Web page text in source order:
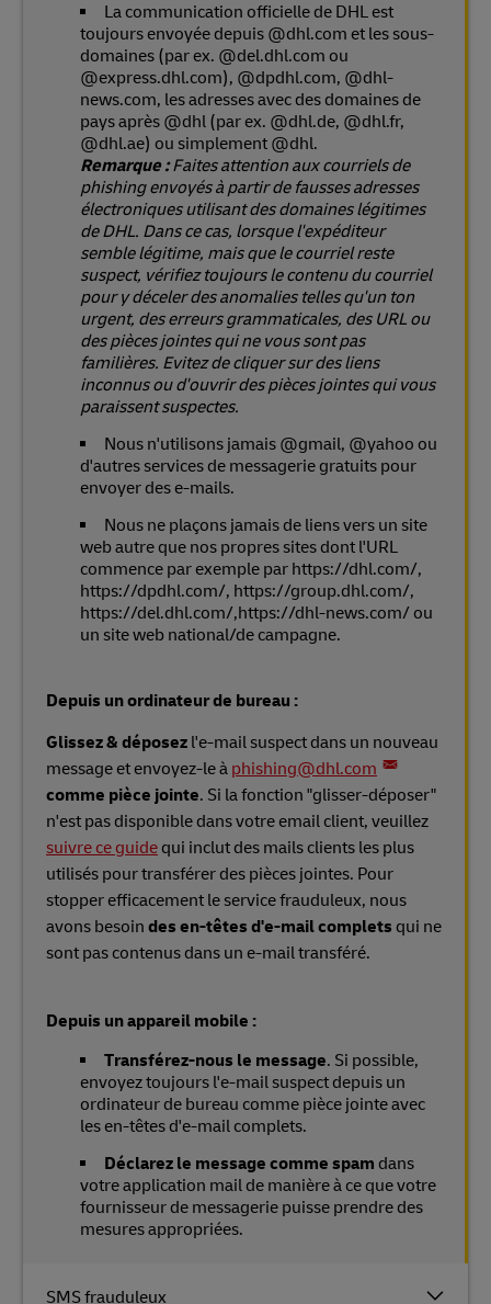
SMS frauduleux
La communication officielle de DHL est
toujours envoyée depuis @dhl.com et les sous-
domaines (par ex. @del.dhl.com ou
@express.dhl.com), @dpdhl.com, @dhl-
news.com, les adresses avec des domaines de
pays après @dhl (par ex. @dhl.de, @dhl.fr,
@dhl.ae) ou simplement @dhl.
Remarque :Faites attention aux courriels de
phishing envoyés à partir de fausses adresses
électroniques utilisant des domaines légitimes
de DHL. Dans ce cas, lorsque l'expéditeur
semble légitime, mais que le courriel reste
suspect, vérifiez toujours le contenu du courriel
pour y déceler des anomalies telles qu'un ton
urgent, des erreurs grammaticales, des URL ou
des pièces jointes qui ne vous sont pas
familières. Evitez de cliquer sur des liens
inconnus ou d'ouvrir des pièces jointes qui vous
paraissent suspectes.
Nous n'utilisons jamais @gmail, @yahoo ou
d'autres services de messagerie gratuits pour
envoyer des e-mails.
Nous ne plaçons jamais de liens vers un site
web autre que nos propres sites dont l'URL
commence par exemple par https://dhl.com/,
https://dpdhl.com/, https://group.dhl.com/,
https://del.dhl.com/,https://dhl-news.com/ ou
un site web national/de campagne.
Depuis un ordinateur de bureau :
Glissez & déposez l'e-mail suspect dans un nouveau
message et envoyez-le à phishing@dhl.com
comme pièce jointe. Si la fonction "glisser-déposer"
n'est pas disponible dans votre email client, veuillez
suivre ce guide qui inclut des mails clients les plus
utilisés pour transférer des pièces jointes. Pour
stopper efficacement le service frauduleux, nous
avons besoin des en-têtes d'e-mail complets qui ne
sont pas contenus dans un e-mail transféré.
Depuis un appareil mobile :
Transférez-nous le message. Si possible,
envoyez toujours l'e-mail suspect depuis un
ordinateur de bureau comme pièce jointe avec
les en-têtes d'e-mail complets.
Déclarez le message comme spam dans
votre application mail de manière à ce que votre
fournisseur de messagerie puisse prendre des
mesures appropriées.